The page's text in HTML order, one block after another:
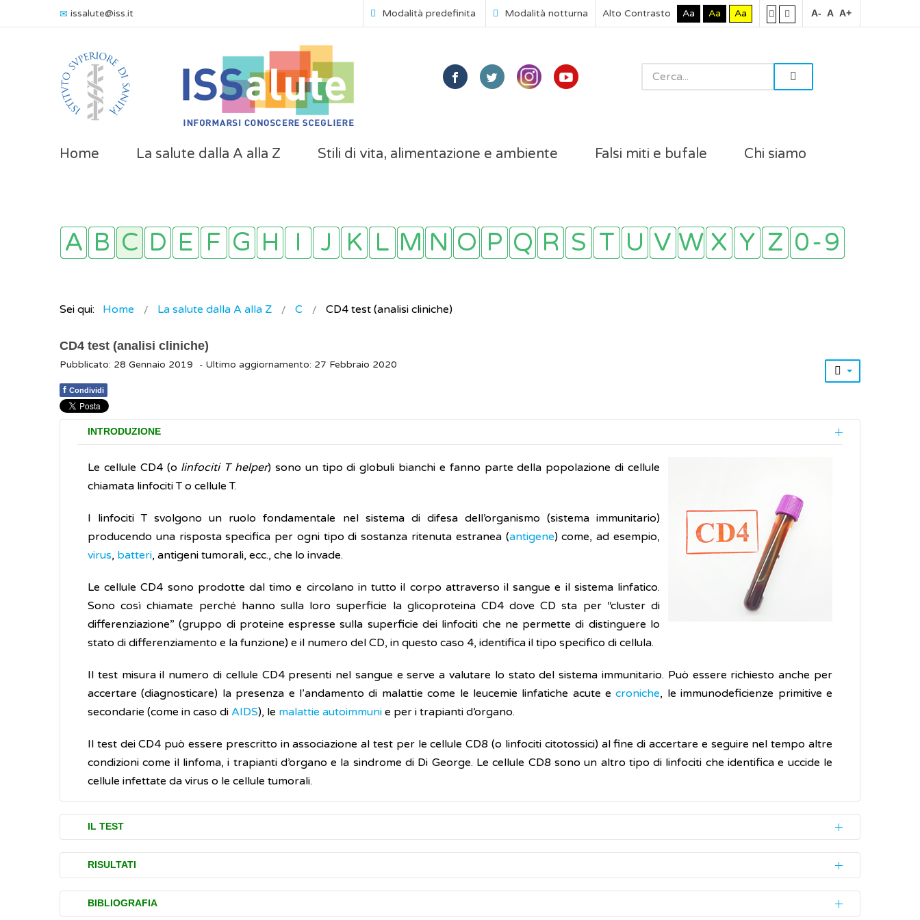
issalute@iss.it Modalità predefinita Modalità notturna Alto Contrasto Aa Aa Aa A- A A+
Home La salute dalla A alla Z Stili di vita, alimentazione e ambiente Falsi miti e bufale Chi siamo
Sei qui: Home La salute dalla A alla Z C CD4 test (analisi cliniche)
CD4 test (analisi cliniche)
Pubblicato: 28 Gennaio 2019 - Ultimo aggiornamento: 27 Febbraio 2020
f Condividi
INTRODUZIONE
Le cellule CD4 (o linfociti T helper) sono un tipo di globuli bianchi e fanno parte della popolazione di cellule
chiamata linfociti T o cellule T.
I linfociti T svolgono un ruolo fondamentale nel sistema di difesa dell’organismo (sistema immunitario)
producendo una risposta specifica per ogni tipo di sostanza ritenuta estranea (antigene) come, ad esempio,
virus, batteri, antigeni tumorali, ecc., che lo invade.
Le cellule CD4 sono prodotte dal timo e circolano in tutto il corpo attraverso il sangue e il sistema linfatico.
Sono così chiamate perché hanno sulla loro superficie la glicoproteina CD4 dove CD sta per “cluster di
differenziazione” (gruppo di proteine espresse sulla superficie dei linfociti che ne permette di distinguere lo
stato di differenziamento e la funzione) e il numero del CD, in questo caso 4, identifica il tipo specifico di cellula.
Il test misura il numero di cellule CD4 presenti nel sangue e serve a valutare lo stato del sistema immunitario. Può essere richiesto anche per
accertare (diagnosticare) la presenza e l’andamento di malattie come le leucemie linfatiche acute ecroniche, le immunodeficienze primitive e
secondarie (come in caso di AIDS), le malattie autoimmuni e per i trapianti d’organo.
Il test dei CD4 può essere prescritto in associazione al test per le cellule CD8 (o linfociti citotossici) al fine di accertare e seguire nel tempo altre
condizioni come il linfoma, i trapianti d’organo e la sindrome di Di George. Le cellule CD8 sono un altro tipo di linfociti che identifica e uccide le
cellule infettate da virus o le cellule tumorali.
IL TEST
L’esame per verificare la quantità delle cellule CD4 si esegue sul sangue prelevato con una siringa dalla vena di un braccio e non richiede alcuna
preparazione.
È prescritto quando si sospettano:
RISULTATI
Il conteggio delle cellule CD4 può essere indicato come valore assoluto o come numero di cellule per millimetro cubo (mm
3
BIBLIOGRAFIA